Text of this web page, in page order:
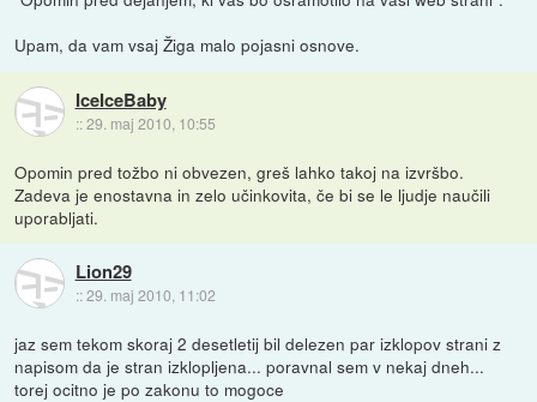
Upam, da vam vsaj Žiga malo pojasni osnove.
IceIceBaby
::29. maj 2010, 10:55
Opomin pred tožbo ni obvezen, greš lahko takoj na izvršbo.
Zadeva je enostavna in zelo učinkovita, če bi se le ljudje naučili
uporabljati.
Lion29
::29. maj 2010, 11:02
jaz sem tekom skoraj 2 desetletij bil delezen par izklopov strani z
napisom da je stran izklopljena... poravnal sem v nekaj dneh...
torej ocitno je po zakonu to mogoce